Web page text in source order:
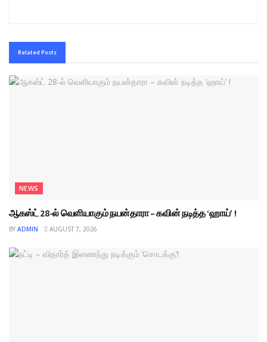
Related Posts
NEWS
ஆகஸ்ட் 28-ல் வெளியாகும் நயன்தாரா – கவின் நடித்த ‘ஹாய்’ !
BY ADMIN AUGUST 7, 2026